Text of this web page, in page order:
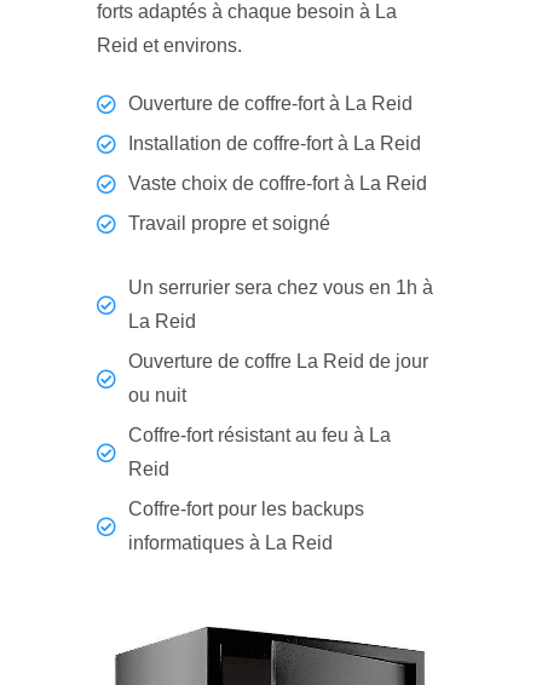
forts adaptés à chaque besoin à La
Reid et environs.
Ouverture de coffre-fort à La Reid
Installation de coffre-fort à La Reid
Vaste choix de coffre-fort à La Reid
Travail propre et soigné
Un serrurier sera chez vous en 1h à
La Reid
Ouverture de coffre La Reid de jour
ou nuit
Coffre-fort résistant au feu à La
Reid
Coffre-fort pour les backups
informatiques à La Reid